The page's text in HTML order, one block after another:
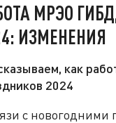
МРЭО
ИЗМЕНЕНИЯ
как
2024
с